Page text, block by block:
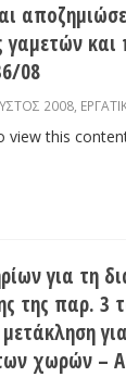
γαμετών και
08
2008,
this
για τη
της παρ. 3
χωρών –